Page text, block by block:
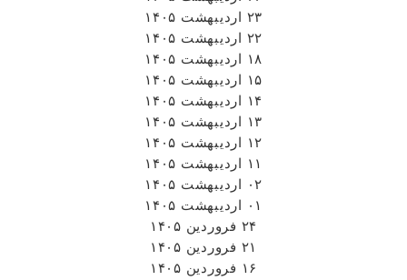
۲۳ اردیبهشت ۱۴۰۵
۲۲ اردیبهشت ۱۴۰۵
۱۸ اردیبهشت ۱۴۰۵
۱۵ اردیبهشت ۱۴۰۵
۱۴ اردیبهشت ۱۴۰۵
۱۳ اردیبهشت ۱۴۰۵
۱۲ اردیبهشت ۱۴۰۵
۱۱ اردیبهشت ۱۴۰۵
۰۲ اردیبهشت ۱۴۰۵
۰۱ اردیبهشت ۱۴۰۵
۲۴ فروردین ۱۴۰۵
۲۱ فروردین ۱۴۰۵
۱۶ فروردین ۱۴۰۵